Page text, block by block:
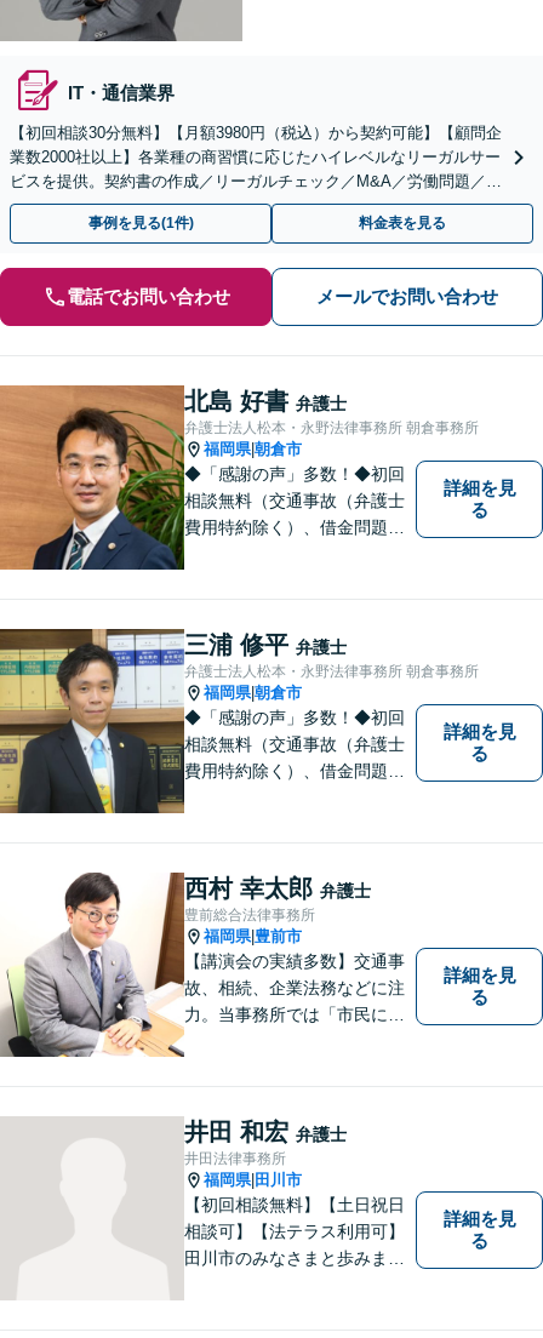
IT・通信業界
【初回相談30分無料】【月額3980円（税込）から契約可能】【顧問企
業数2000社以上】各業種の商習慣に応じたハイレベルなリーガルサー
ビスを提供。契約書の作成／リーガルチェック／M&A／労働問題／知
的財産等、お任せください【他士業連携可能】
事例を見る(1件) 料金表を見る
電話でお問い合わせ メールでお問い合わせ
北島 好書 弁護士
弁護士法人松本・永野法律事務所 朝倉事務所
福岡県|朝倉市
◆「感謝の声」多数！◆初回
相談無料（交通事故（弁護士
費用特約除く）、借金問題、
◆11260件の相談実績（令和1
～7年合計）
詳細を見
る
三浦 修平 弁護士
弁護士法人松本・永野法律事務所 朝倉事務所
福岡県|朝倉市
◆「感謝の声」多数！◆初回
相談無料（交通事故（弁護士
費用特約除く）、借金問題、
績（令和1～7年合計）
詳細を見
る
西村 幸太郎 弁護士
豊前総合法律事務所
福岡県| 豊前市
【講演会の実績多数】交通事
故、相続、企業法務などに注
力。当事務所では「市民に力
さまが前向きに人生を歩んで
いけるよう、全力でサポート
します。お気軽にご相談くだ
さい【休日面談可】【完全個
室】
詳細を見
る
井田 和宏 弁護士
井田法律事務所
福岡県| 田川市
【初回相談無料】【土日祝日
相談可】【法テラス利用可】
田川市のみなさまと歩みま
詳細を見
る